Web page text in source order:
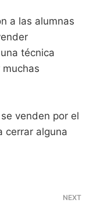
a las alumnas
técnica
venden por el
cerrar alguna
NEXT